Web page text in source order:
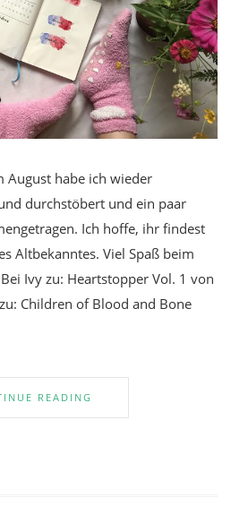
August habe ich wieder
durchstöbert und ein paar
Ich hoffe, ihr findest
Altbekanntes. Viel Spaß beim
Ivy zu: Heartstopper Vol. 1 von
Children of Blood and Bone
READING